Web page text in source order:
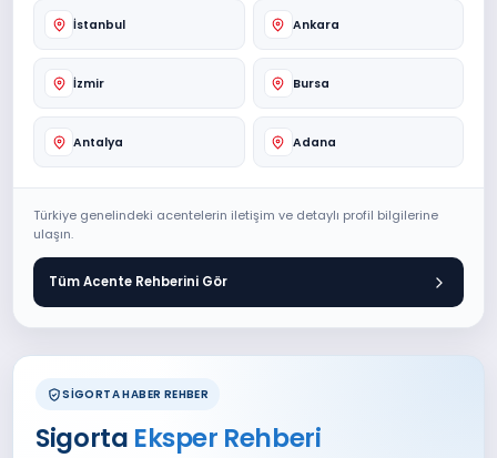
İstanbul Ankara
İzmir Bursa
Antalya Adana
Türkiye genelindeki acentelerin iletişim ve detaylı profil bilgilerine
ulaşın.
Tüm Acente Rehberini Gör
SİGORTA HABER REHBER
Sigorta Eksper Rehberi